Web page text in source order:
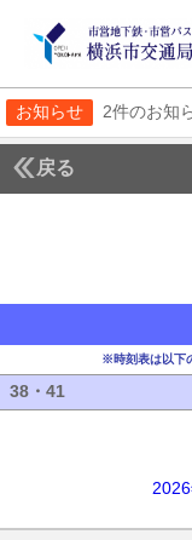
お知らせ 2件のお知
戻る
※時刻表は以下
38・41